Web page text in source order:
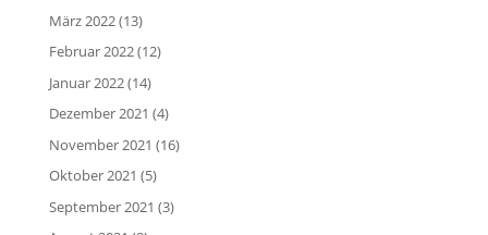
März 2022(13)
Februar 2022(12)
Januar 2022(14)
Dezember 2021 (4)
November 2021 (16)
Oktober 2021 (5)
September 2021 (3)